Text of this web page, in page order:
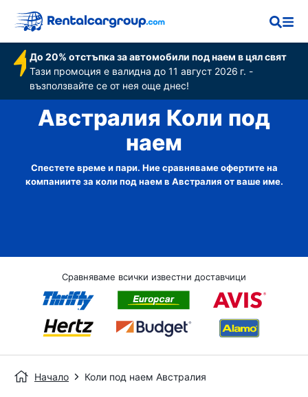
До 20% отстъпка за автомобили под наем в цял свят
Тази промоция е валидна до 11 август 2026 г. -
възползвайте се от нея още днес!
Австралия Коли под
наем
Спестете време и пари. Ние сравняваме офертите на
компаниите за коли под наем в Австралия от ваше име.
Сравняваме всички известни доставчици
Начало Коли под наем Австралия